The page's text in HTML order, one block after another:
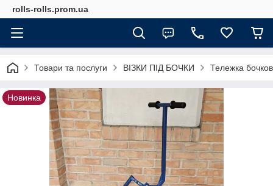
rolls-rolls.prom.ua
Товари та послуги ВІЗКИ ПІД БОЧКИ Тележка
Новинка